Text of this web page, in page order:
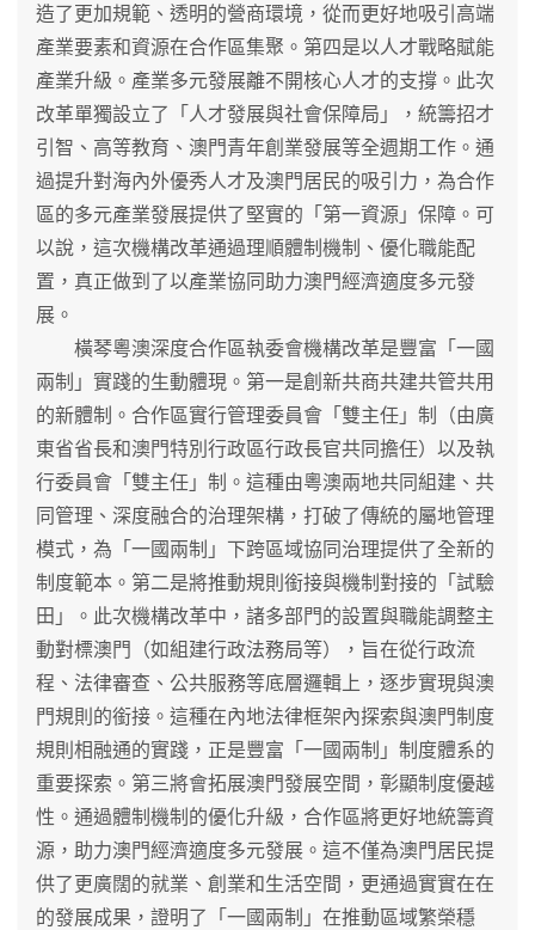
造了更加規範、透明的營商環境，從而更好地吸引高端
產業要素和資源在合作區集聚。第四是以人才戰略賦能
產業升級。產業多元發展離不開核心人才的支撐。此次
改革單獨設立了「人才發展與社會保障局」，統籌招才
引智、高等教育、澳門青年創業發展等全週期工作。通
過提升對海內外優秀人才及澳門居民的吸引力，為合作
區的多元產業發展提供了堅實的「第一資源」保障。可
以說，這次機構改革通過理順體制機制、優化職能配
置，真正做到了以產業協同助力澳門經濟適度多元發
展。
橫琴粵澳深度合作區執委會機構改革是豐富「一國
兩制」實踐的生動體現。第一是創新共商共建共管共用
的新體制。合作區實行管理委員會「雙主任」制（由廣
東省省長和澳門特別行政區行政長官共同擔任）以及執
行委員會「雙主任」制。這種由粵澳兩地共同組建、共
同管理、深度融合的治理架構，打破了傳統的屬地管理
模式，為「一國兩制」下跨區域協同治理提供了全新的
制度範本。第二是將推動規則銜接與機制對接的「試驗
田」。此次機構改革中，諸多部門的設置與職能調整主
動對標澳門（如組建行政法務局等），旨在從行政流
程、法律審查、公共服務等底層邏輯上，逐步實現與澳
門規則的銜接。這種在內地法律框架內探索與澳門制度
規則相融通的實踐，正是豐富「一國兩制」制度體系的
重要探索。第三將會拓展澳門發展空間，彰顯制度優越
性。通過體制機制的優化升級，合作區將更好地統籌資
源，助力澳門經濟適度多元發展。這不僅為澳門居民提
供了更廣闊的就業、創業和生活空間，更通過實實在在
的發展成果，證明了「一國兩制」在推動區域繁榮穩